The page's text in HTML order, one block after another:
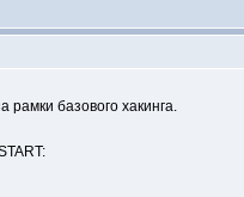
базового хакинга.